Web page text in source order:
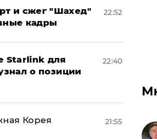
и сжег "Шахед"
кадры
22:52
Starlink для
о позиции
22:40
Корея
21:55